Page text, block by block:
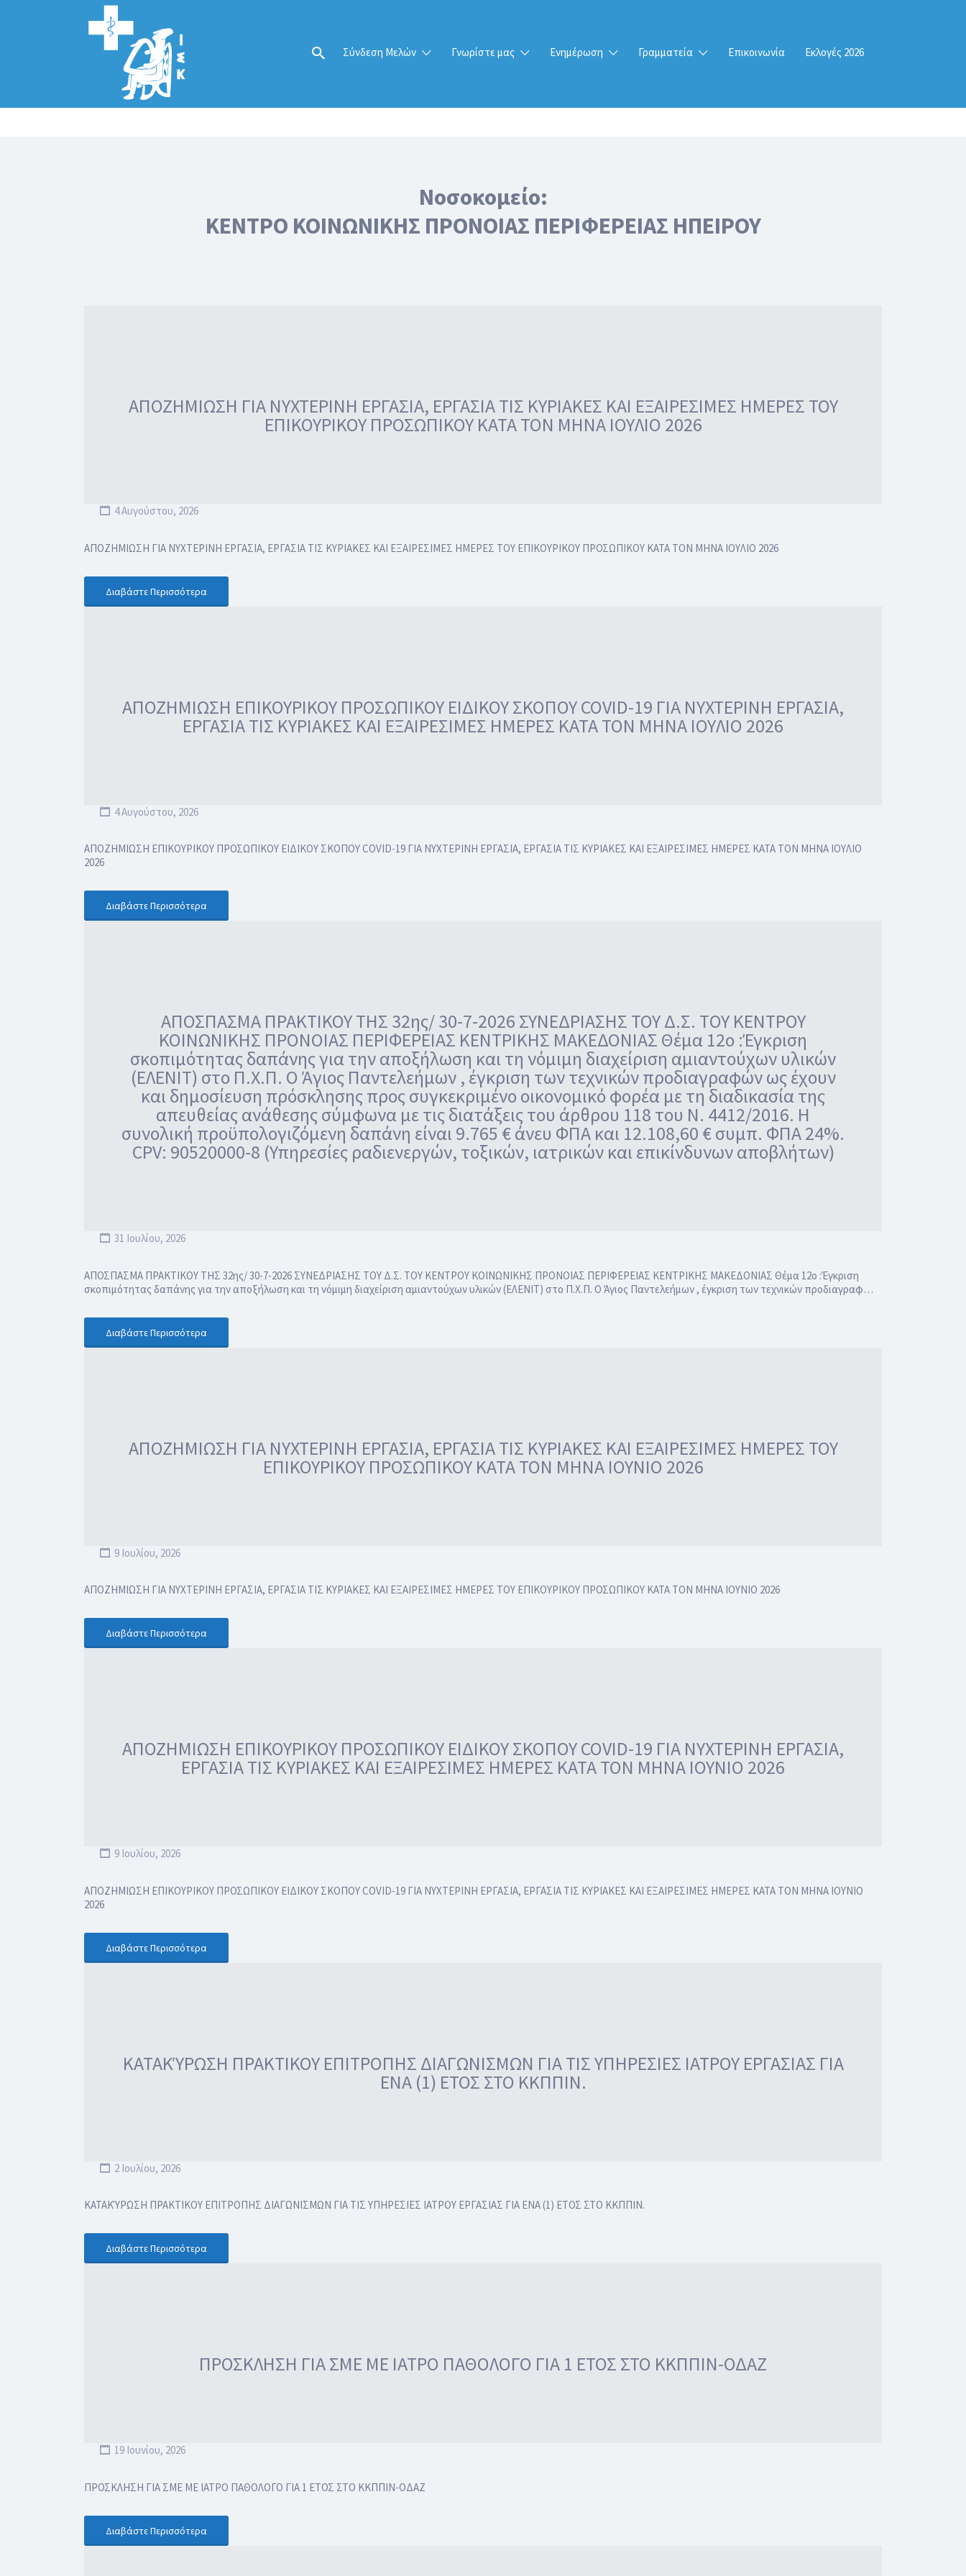
Σύνδεση Μελών Γνωρίστε μας Ενημέρωση Γραμματεία Επικοινωνία Εκλογές 2026
Αναζήτηση
για:
Νοσοκομείο:
ΚΕΝΤΡΟ ΚΟΙΝΩΝΙΚΗΣ ΠΡΟΝΟΙΑΣ ΠΕΡΙΦΕΡΕΙΑΣ ΗΠΕΙΡΟΥ
ΑΠΟΖΗΜΙΩΣΗ ΓΙΑ ΝΥΧΤΕΡΙΝΗ ΕΡΓΑΣΙΑ, ΕΡΓΑΣΙΑ ΤΙΣ ΚΥΡΙΑΚΕΣ ΚΑΙ ΕΞΑΙΡΕΣΙΜΕΣ ΗΜΕΡΕΣ ΤΟΥ
ΕΠΙΚΟΥΡΙΚΟΥ ΠΡΟΣΩΠΙΚΟΥ ΚΑΤΑ ΤΟΝ ΜΗΝΑ ΙΟΥΛΙΟ 2026
4 Αυγούστου, 2026
ΑΠΟΖΗΜΙΩΣΗ ΓΙΑ ΝΥΧΤΕΡΙΝΗ ΕΡΓΑΣΙΑ, ΕΡΓΑΣΙΑ ΤΙΣ ΚΥΡΙΑΚΕΣ ΚΑΙ ΕΞΑΙΡΕΣΙΜΕΣ ΗΜΕΡΕΣ ΤΟΥ ΕΠΙΚΟΥΡΙΚΟΥ ΠΡΟΣΩΠΙΚΟΥ ΚΑΤΑ ΤΟΝ ΜΗΝΑ ΙΟΥΛΙΟ 2026
Διαβάστε Περισσότερα
ΑΠΟΖΗΜΙΩΣΗ ΕΠΙΚΟΥΡΙΚΟΥ ΠΡΟΣΩΠΙΚΟΥ ΕΙΔΙΚΟΥ ΣΚΟΠΟΥ COVID-19 ΓΙΑ ΝΥΧΤΕΡΙΝΗ ΕΡΓΑΣΙΑ,
ΕΡΓΑΣΙΑ ΤΙΣ ΚΥΡΙΑΚΕΣ ΚΑΙ ΕΞΑΙΡΕΣΙΜΕΣ ΗΜΕΡΕΣ ΚΑΤΑ ΤΟΝ ΜΗΝΑ ΙΟΥΛΙΟ 2026
4 Αυγούστου, 2026
ΑΠΟΖΗΜΙΩΣΗ ΕΠΙΚΟΥΡΙΚΟΥ ΠΡΟΣΩΠΙΚΟΥ ΕΙΔΙΚΟΥ ΣΚΟΠΟΥ COVID-19 ΓΙΑ ΝΥΧΤΕΡΙΝΗ ΕΡΓΑΣΙΑ, ΕΡΓΑΣΙΑ ΤΙΣ ΚΥΡΙΑΚΕΣ ΚΑΙ ΕΞΑΙΡΕΣΙΜΕΣ ΗΜΕΡΕΣ ΚΑΤΑ ΤΟΝ ΜΗΝΑ ΙΟΥΛΙΟ
2026
Διαβάστε Περισσότερα
ΑΠΟΣΠΑΣΜΑ ΠΡΑΚΤΙΚΟΥ ΤΗΣ 32ης/ 30-7-2026 ΣΥΝΕΔΡΙΑΣΗΣ ΤΟΥ Δ.Σ. ΤOY ΚΕΝΤΡΟΥ
ΚΟΙΝΩΝΙΚΗΣ ΠΡΟΝΟΙΑΣ ΠΕΡΙΦΕΡΕΙΑΣ ΚΕΝΤΡΙΚHΣ ΜΑΚΕΔΟΝΙΑΣ Θέμα 12ο :Έγκριση
σκοπιμότητας δαπάνης για την αποξήλωση και τη νόμιμη διαχείριση αμιαντούχων υλικών
(ΕΛΕΝΙΤ) στο Π.Χ.Π. Ο Άγιος Παντελεήμων , έγκριση των τεχνικών προδιαγραφών ως έχουν
και δημοσίευση πρόσκλησης προς συγκεκριμένο οικονομικό φορέα με τη διαδικασία της
απευθείας ανάθεσης σύμφωνα με τις διατάξεις του άρθρου 118 του Ν. 4412/2016. Η
συνολική προϋπολογιζόμενη δαπάνη είναι 9.765 € άνευ ΦΠΑ και 12.108,60 € συμπ. ΦΠΑ 24%.
CPV: 90520000-8 (Υπηρεσίες ραδιενεργών, τοξικών, ιατρικών και επικίνδυνων αποβλήτων)
31 Ιουλίου, 2026
ΑΠΟΣΠΑΣΜΑ ΠΡΑΚΤΙΚΟΥ ΤΗΣ 32ης/ 30-7-2026 ΣΥΝΕΔΡΙΑΣΗΣ ΤΟΥ Δ.Σ. ΤOY ΚΕΝΤΡΟΥ ΚΟΙΝΩΝΙΚΗΣ ΠΡΟΝΟΙΑΣ ΠΕΡΙΦΕΡΕΙΑΣ ΚΕΝΤΡΙΚHΣ ΜΑΚΕΔΟΝΙΑΣ Θέμα 12ο :Έγκριση
σκοπιμότητας δαπάνης για την αποξήλωση και τη νόμιμη διαχείριση αμιαντούχων υλικών (ΕΛΕΝΙΤ) στο Π.Χ.Π. Ο Άγιος Παντελεήμων , έγκριση των τεχνικών προδιαγραφ…
Διαβάστε Περισσότερα
ΑΠΟΖΗΜΙΩΣΗ ΓΙΑ ΝΥΧΤΕΡΙΝΗ ΕΡΓΑΣΙΑ, ΕΡΓΑΣΙΑ ΤΙΣ ΚΥΡΙΑΚΕΣ ΚΑΙ ΕΞΑΙΡΕΣΙΜΕΣ ΗΜΕΡΕΣ ΤΟΥ
ΕΠΙΚΟΥΡΙΚΟΥ ΠΡΟΣΩΠΙΚΟΥ ΚΑΤΑ ΤΟΝ ΜΗΝΑ ΙΟΥΝΙΟ 2026
9 Ιουλίου, 2026
ΑΠΟΖΗΜΙΩΣΗ ΓΙΑ ΝΥΧΤΕΡΙΝΗ ΕΡΓΑΣΙΑ, ΕΡΓΑΣΙΑ ΤΙΣ ΚΥΡΙΑΚΕΣ ΚΑΙ ΕΞΑΙΡΕΣΙΜΕΣ ΗΜΕΡΕΣ ΤΟΥ ΕΠΙΚΟΥΡΙΚΟΥ ΠΡΟΣΩΠΙΚΟΥ ΚΑΤΑ ΤΟΝ ΜΗΝΑ ΙΟΥΝΙΟ 2026
Διαβάστε Περισσότερα
ΑΠΟΖΗΜΙΩΣΗ ΕΠΙΚΟΥΡΙΚΟΥ ΠΡΟΣΩΠΙΚΟΥ ΕΙΔΙΚΟΥ ΣΚΟΠΟΥ COVID-19 ΓΙΑ ΝΥΧΤΕΡΙΝΗ ΕΡΓΑΣΙΑ,
ΕΡΓΑΣΙΑ ΤΙΣ ΚΥΡΙΑΚΕΣ ΚΑΙ ΕΞΑΙΡΕΣΙΜΕΣ ΗΜΕΡΕΣ ΚΑΤΑ ΤΟΝ ΜΗΝΑ ΙΟΥΝΙΟ 2026
9 Ιουλίου, 2026
ΑΠΟΖΗΜΙΩΣΗ ΕΠΙΚΟΥΡΙΚΟΥ ΠΡΟΣΩΠΙΚΟΥ ΕΙΔΙΚΟΥ ΣΚΟΠΟΥ COVID-19 ΓΙΑ ΝΥΧΤΕΡΙΝΗ ΕΡΓΑΣΙΑ, ΕΡΓΑΣΙΑ ΤΙΣ ΚΥΡΙΑΚΕΣ ΚΑΙ ΕΞΑΙΡΕΣΙΜΕΣ ΗΜΕΡΕΣ ΚΑΤΑ ΤΟΝ ΜΗΝΑ ΙΟΥΝΙΟ
2026
Διαβάστε Περισσότερα
ΚΑΤΑΚΎΡΩΣΗ ΠΡΑΚΤΙΚΟΥ ΕΠΙΤΡΟΠΗΣ ΔΙΑΓΩΝΙΣΜΩΝ ΓΙΑ ΤΙΣ ΥΠΗΡΕΣΙΕΣ ΙΑΤΡΟΥ ΕΡΓΑΣΙΑΣ ΓΙΑ
ΕΝΑ (1) ΕΤΟΣ ΣΤΟ ΚΚΠΠΙΝ.
2 Ιουλίου, 2026
ΚΑΤΑΚΎΡΩΣΗ ΠΡΑΚΤΙΚΟΥ ΕΠΙΤΡΟΠΗΣ ΔΙΑΓΩΝΙΣΜΩΝ ΓΙΑ ΤΙΣ ΥΠΗΡΕΣΙΕΣ ΙΑΤΡΟΥ ΕΡΓΑΣΙΑΣ ΓΙΑ ΕΝΑ (1) ΕΤΟΣ ΣΤΟ ΚΚΠΠΙΝ.
Διαβάστε Περισσότερα
ΠΡΟΣΚΛΗΣΗ ΓΙΑ ΣΜΕ ΜΕ ΙΑΤΡΟ ΠΑΘΟΛΟΓΟ ΓΙΑ 1 ΕΤΟΣ ΣΤΟ ΚΚΠΠΙΝ-ΟΔΑΖ
19 Ιουνίου, 2026
ΠΡΟΣΚΛΗΣΗ ΓΙΑ ΣΜΕ ΜΕ ΙΑΤΡΟ ΠΑΘΟΛΟΓΟ ΓΙΑ 1 ΕΤΟΣ ΣΤΟ ΚΚΠΠΙΝ-ΟΔΑΖ
Διαβάστε Περισσότερα